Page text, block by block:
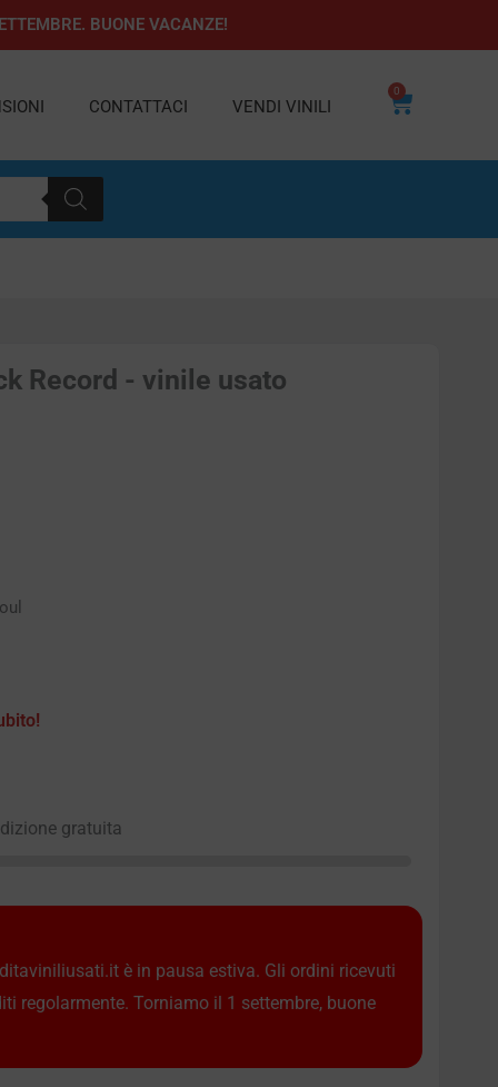
BUONE VACANZE!
CONTATTACI VENDI VINILI
0
Carrello
Record - vinile usato
gratuita
è in pausa estiva. Gli ordini ricevuti
regolarmente. Torniamo il 1 settembre, buone